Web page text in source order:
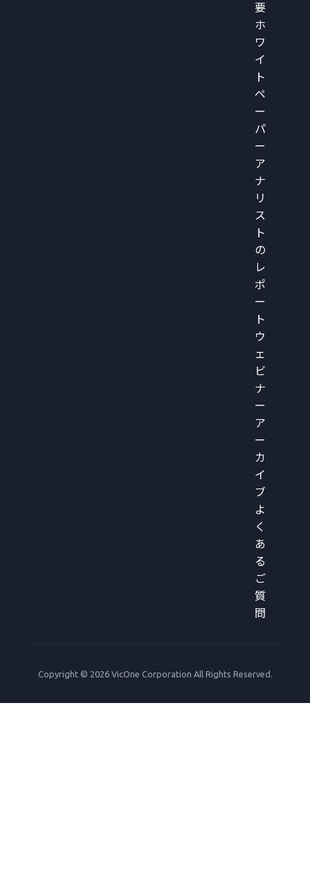
要
ホ
ワ
イ
ト
ペ
ー
パ
ー
ア
ナ
リ
ス
ト
の
レ
ポ
ー
ト
ウ
ェ
ビ
ナ
ー
ア
ー
カ
イ
ブ
よ
く
あ
る
ご
質
問
Copyright © 2026 VicOne Corporation All Rights Reserved.